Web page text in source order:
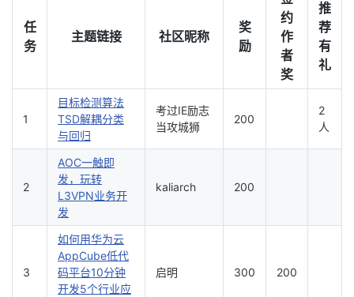
客
论
坛
的
圈
我
的
我
发
Programs
的
任
务
主题链接 社区昵称
奖
励
约
作
者
奖
推
荐
有
礼
1
目标检测算法
TSD解耦分类
与回归
考过IE励志
当攻城狮
200
2
人
2
AOC一触即
发，玩转
L3VPN业务开
发
kaliarch 200
3
如何用华为云
AppCube低代
码平台10分钟
开发5个行业应
启明 300 200